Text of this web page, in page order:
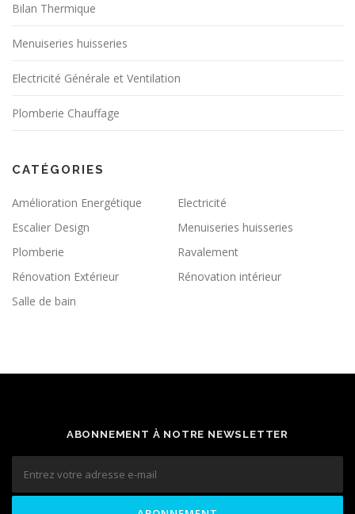
Bilan Thermique
Menuiseries huisseries
Electricité Générale et Ventilation
Plomberie Chauffage
CATÉGORIES
Amélioration Energétique
Electricité
Escalier Design
Menuiseries huisseries
Plomberie
Ravalement
Rénovation Extérieur
Rénovation intérieur
Salle de bain
ABONNEMENT À NOTRE NEWSLETTER